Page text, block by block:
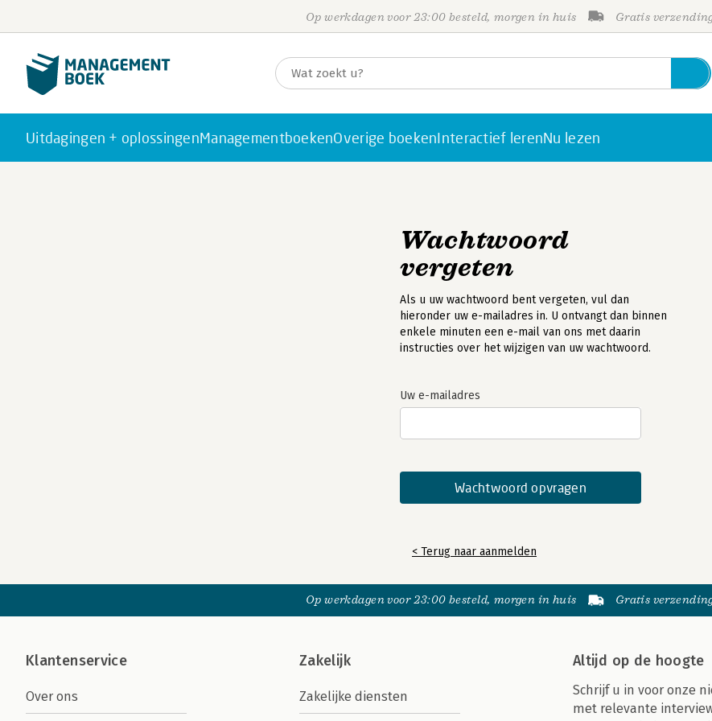
Op werkdagen voor 23:00 besteld, morgen in huis Gratis
Uitdagingen + oplossingenManagementboekenOverige boekenInteractief lerenNu lezen
Wachtwoord
vergeten
Als u uw wachtwoord bent vergeten, vul dan
hieronder uw e-mailadres in. U ontvangt dan binnen
enkele minuten een e-mail van ons met daarin
instructies over het wijzigen van uw wachtwoord.
Uw e-mailadres
< Terug naar aanmelden
Op werkdagen voor 23:00 besteld, morgen in huis Gratis
Klantenservice
Over ons
Zakelijk
Zakelijke diensten
Altijd op de hoogte
Schrijf u in voor onze
met relevante